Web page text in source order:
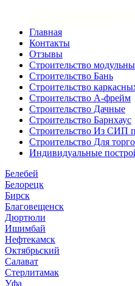
Главная
Контакты
Отзывы
Строительство
Строительство Бань
Строительство
Строительство А-фрейм
Строительство Дачные
Строительство Барнхаус
Строительство Из СИП
Строительство Для
Индивидуальные
Белебей
Белорецк
Бирск
Благовещенск
Дюртюли
Ишимбай
Нефтекамск
Октябрьский
Салават
Стерлитамак
Уфа